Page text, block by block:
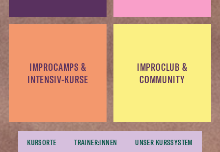
IMPROCAMPS &
INTENSIV-KURSE
IMPROCLUB &
COMMUNITY
KURSORTE TRAINER:INNEN UNSER KURSSYSTEM